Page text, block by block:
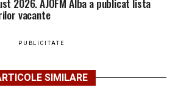
vacante
PUBLICITATE
SIMILARE